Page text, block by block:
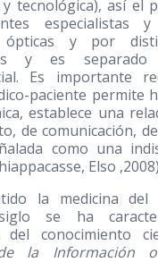
tecnológica), así el
especialistas
ópticas y por
y es separado
Es importante
paciente permite
establece una
de comunicación,
como una
Elso
la medicina
se ha
del conocimiento
la Información